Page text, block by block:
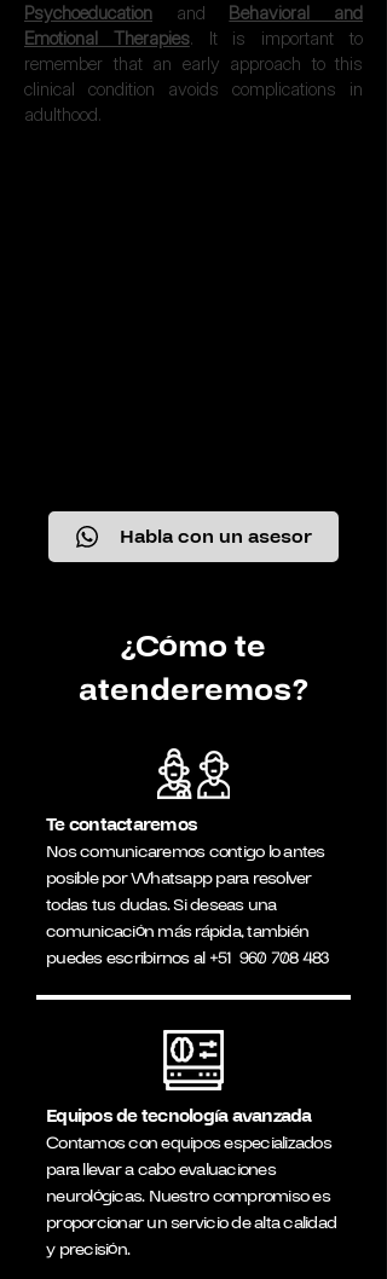
Psychoeducation and Behavioral and
Emotional Therapies. It is important to
remember that an early approach to this
clinical condition avoids complications in
adulthood.
Habla con un asesor
¿Cómo te
atenderemos?
Te contactaremos
Nos comunicaremos contigo lo antes
posible por Whatsapp para resolver
todas tus dudas. Si deseas una
comunicación más rápida, también
puedes escribirnos al+51 960 708 483
Equipos de tecnología avanzada
Contamos con equipos especializados
para llevar a cabo evaluaciones
neurológicas. Nuestro compromiso es
proporcionar un servicio de alta calidad
y precisión.